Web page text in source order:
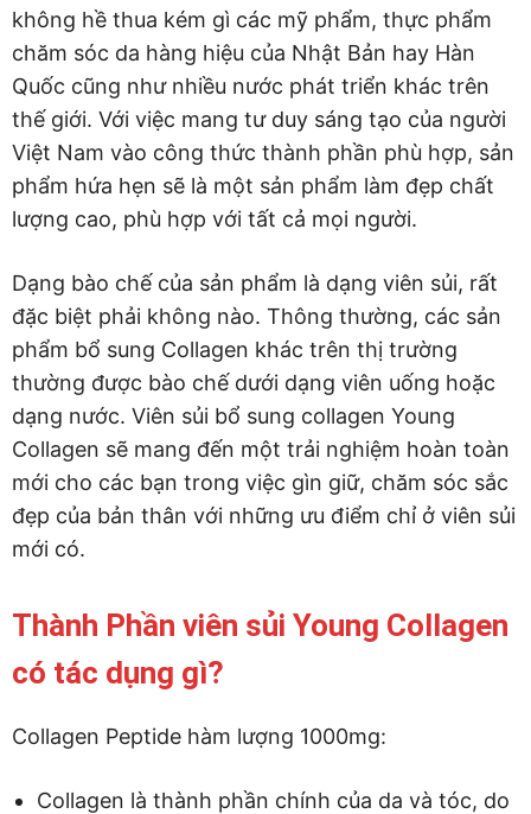
không hề thua kém gì các mỹ phẩm, thực phẩm
chăm sóc da hàng hiệu của Nhật Bản hay Hàn
Quốc cũng như nhiều nước phát triển khác trên
thế giới. Với việc mang tư duy sáng tạo của người
Việt Nam vào công thức thành phần phù hợp, sản
phẩm hứa hẹn sẽ là một sản phẩm làm đẹp chất
lượng cao, phù hợp với tất cả mọi người.
Dạng bào chế của sản phẩm là dạng viên sủi, rất
đặc biệt phải không nào. Thông thường, các sản
phẩm bổ sung Collagen khác trên thị trường
thường được bào chế dưới dạng viên uống hoặc
dạng nước. Viên sủi bổ sung collagen Young
Collagen sẽ mang đến một trải nghiệm hoàn toàn
mới cho các bạn trong việc gìn giữ, chăm sóc sắc
đẹp của bản thân với những ưu điểm chỉ ở viên sủi
mới có.
Thành Phần viên sủi Young Collagen
có tác dụng gì?
Collagen Peptide hàm lượng 1000mg:
Collagen là thành phần chính của da và tóc, do